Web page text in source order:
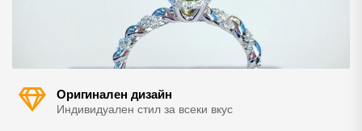
Оригинален дизайн
Индивидуален стил за всеки вкус